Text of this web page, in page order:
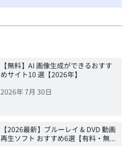
【無料】AI 画像生成ができるおすす
めサイト10 選【2026年】
2026年 7月 30日
【2026最新】ブルーレイ & DVD 動画
再生ソフト おすすめ6選【有料・無…